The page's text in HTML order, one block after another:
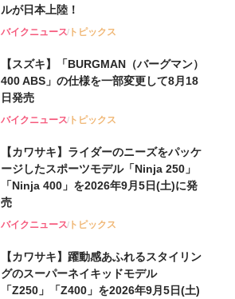
ルが⽇本上陸！
バイクニューストピックス
【スズキ】「BURGMAN（バーグマン）
400 ABS」の仕様を一部変更して8月18
日発売
バイクニューストピックス
【カワサキ】ライダーのニーズをパッケ
ージしたスポーツモデル「Ninja 250」
「Ninja 400」を2026年9月5日(土)に発
売
バイクニューストピックス
【カワサキ】躍動感あふれるスタイリン
グのスーパーネイキッドモデル
「Z250」「Z400」を2026年9月5日(土)